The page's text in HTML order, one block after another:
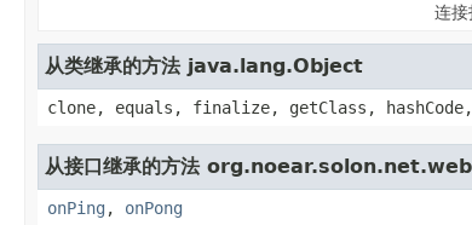
连接
从类继承的方法 java.lang.Object
clone, equals, finalize, getClass,
从接口继承的方法
onPing , onPong